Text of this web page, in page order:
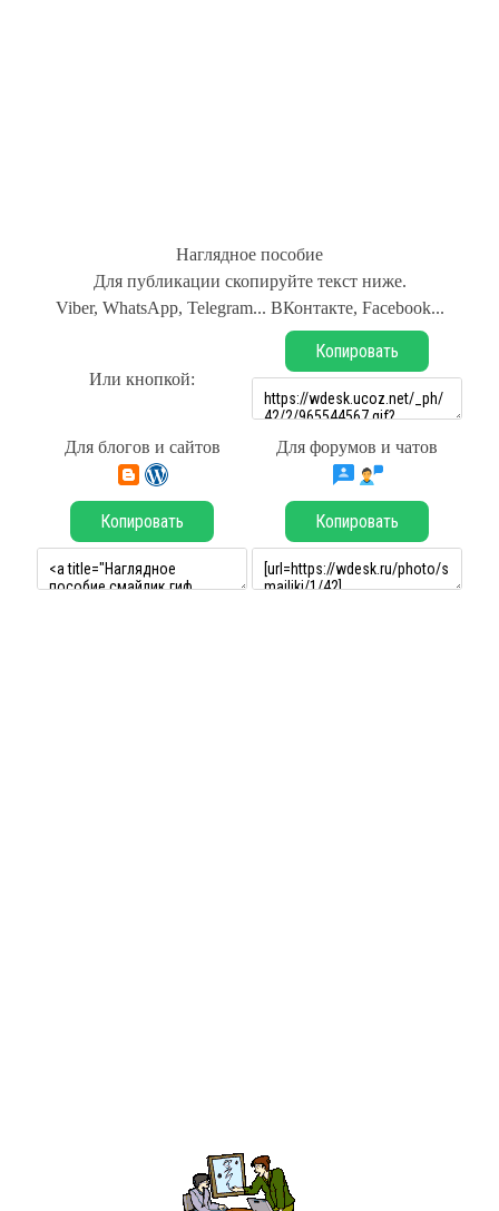
Наглядное пособие
Для публикации скопируйте текст ниже.
Viber, WhatsApp, Telegram... ВКонтакте, Facebook...
Или кнопкой:
Копировать
Для блогов и сайтов Для форумов и чатов
Копировать Копировать